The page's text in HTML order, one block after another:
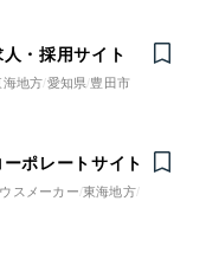
・採用サイト
海地方 愛知県 豊田市
ポレートサイト
スメーカー 東海地方